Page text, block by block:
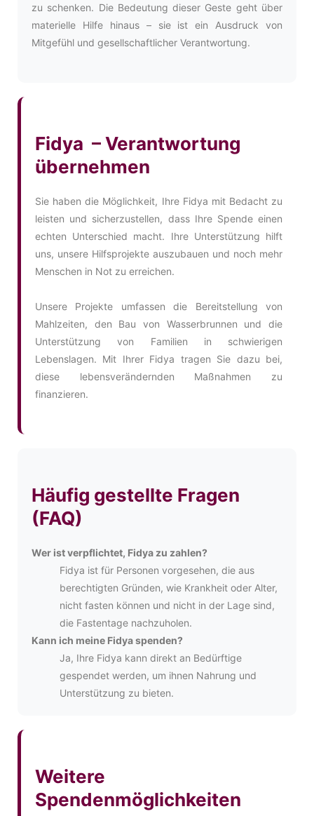
zu schenken. Die Bedeutung dieser Geste geht über
materielle Hilfe hinaus – sie ist ein Ausdruck von
Mitgefühl und gesellschaftlicher Verantwortung.
Fidya – Verantwortung
übernehmen
Sie haben die Möglichkeit, Ihre Fidya mit Bedacht zu
leisten und sicherzustellen, dass Ihre Spende einen
echten Unterschied macht. Ihre Unterstützung hilft
uns, unsere Hilfsprojekte auszubauen und noch mehr
Menschen in Not zu erreichen.
Unsere Projekte umfassen die Bereitstellung von
Mahlzeiten, den Bau von Wasserbrunnen und die
Unterstützung von Familien in schwierigen
Lebenslagen. Mit Ihrer Fidya tragen Sie dazu bei,
diese lebensverändernden Maßnahmen zu
finanzieren.
Häufig gestellte Fragen
(FAQ)
Wer ist verpflichtet, Fidya zu zahlen?
Fidya ist für Personen vorgesehen, die aus
berechtigten Gründen, wie Krankheit oder Alter,
nicht fasten können und nicht in der Lage sind,
die Fastentage nachzuholen.
Kann ich meine Fidya spenden?
Ja, Ihre Fidya kann direkt an Bedürftige
gespendet werden, um ihnen Nahrung und
Unterstützung zu bieten.
Weitere
Spendenmöglichkeiten